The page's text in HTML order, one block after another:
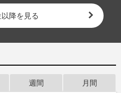
降を見る
週間 月間